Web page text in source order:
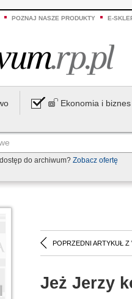
POZNAJ NASZE PRODUKTY E-
Ekonomia i biznes
do archiwum? Zobacz ofertę
POPRZEDNI ARTYKUŁ Z
Jeż Jerzy